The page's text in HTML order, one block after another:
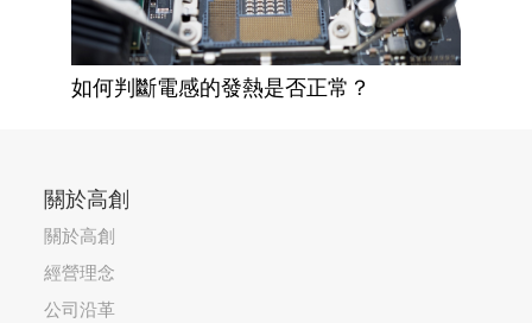
如何判斷電感的發熱是否正常？​
關於高創
關於高創
經營理念
公司沿革